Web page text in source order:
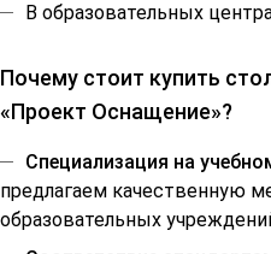
В образовательных
Почему стоит купить
«Проект Оснащение»?
Специализация на
предлагаем качественную
образовательных